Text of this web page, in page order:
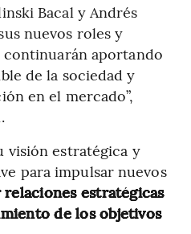
Bacal y Andrés
nuevos roles y
continuarán aportando
de la sociedad y
en el mercado”,
visión estratégica y
para impulsar nuevos
estratégicas
de los objetivos